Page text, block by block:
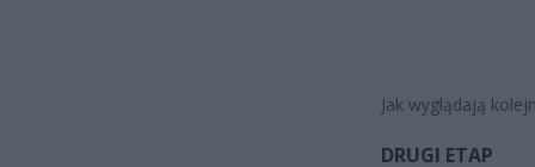
Jak wyglądają
DRUGI ETAP